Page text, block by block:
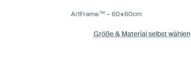
ArtFrame™ –60×60cm
Größe & Material selbst wählen